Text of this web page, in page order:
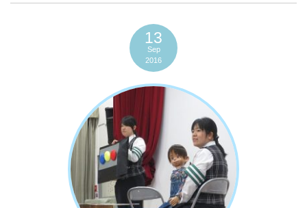
13
Sep
2016